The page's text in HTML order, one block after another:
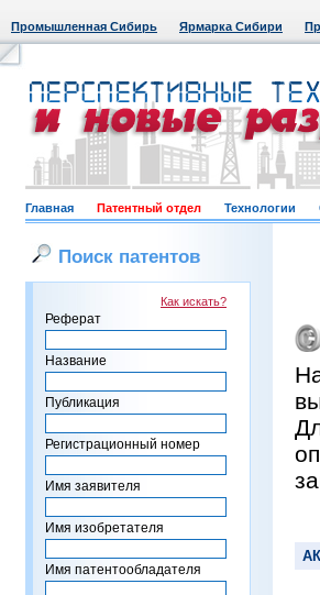
Промышленная Сибирь Ярмарка Сибири
Главная Патентный отдел Технологии
Поиск патентов
Как искать?
Реферат
Название
Публикация
Регистрационный номер
Имя заявителя
Имя изобретателя
Имя патентообладателя